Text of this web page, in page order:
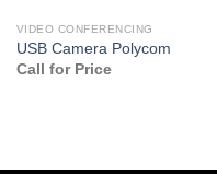
VIDEO CONFERENCING
USB Camera Polycom
Call for Price